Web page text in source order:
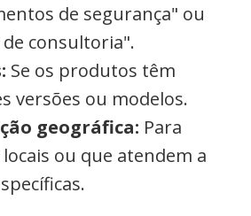
de segurança" ou
consultoria".
Se os produtos têm
versões ou modelos.
geográfica: Para
ou que atendem a